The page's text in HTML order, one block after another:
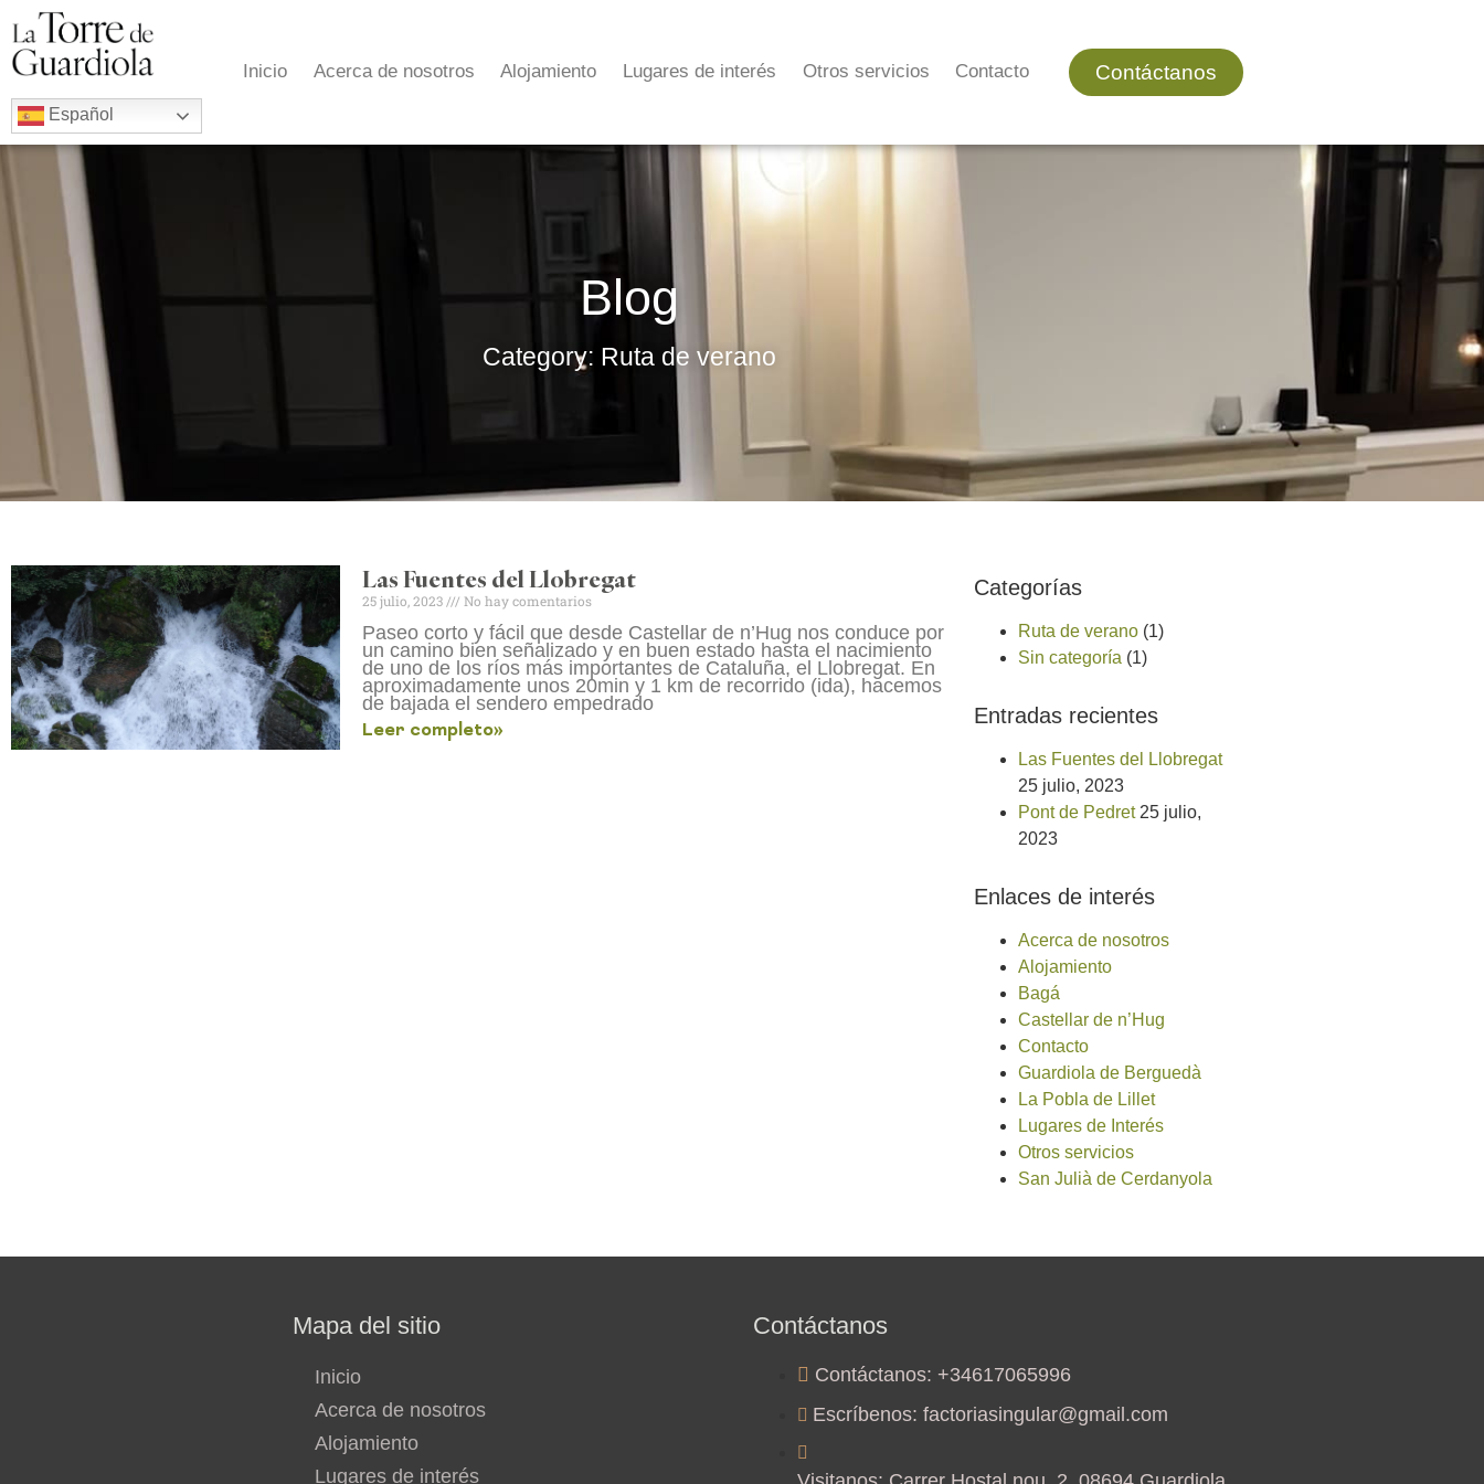
Español
Inicio Acerca de nosotros Alojamiento Lugares de interés Otros servicios Contacto Contáctanos
Blog
Category: Ruta de verano
Las Fuentes del Llobregat
25 julio, 2023 No hay comentarios
Paseo corto y fácil que desde Castellar de n’Hug nos conduce por
un camino bien señalizado y en buen estado hasta el nacimiento
de uno de los ríos más importantes de Cataluña, el Llobregat. En
aproximadamente unos 20min y 1 km de recorrido (ida), hacemos
de bajada el sendero empedrado
Leer completo»
Categorías
Ruta de verano(1)
Sin categoría (1)
Entradas recientes
Las Fuentes del Llobregat
25 julio, 2023
Pont de Pedret 25 julio,
2023
Enlaces de interés
Acerca de nosotros
Alojamiento
Bagá
Castellar de n’Hug
Contacto
Guardiola de Berguedà
La Pobla de Lillet
Lugares de Interés
Otros servicios
San Julià de Cerdanyola
Mapa del sitio
Inicio
Acerca de nosotros
Alojamiento
Lugares de interés
Contáctanos
Contáctanos: +34617065996
Escríbenos: factoriasingular@gmail.com